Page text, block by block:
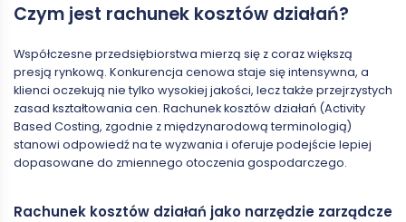
Czym jest rachunek kosztów działań?
Współczesne przedsiębiorstwa mierzą się z coraz większą
presją rynkową. Konkurencja cenowa staje się intensywna, a
klienci oczekują nie tylko wysokiej jakości, lecz także przejrzystych
zasad kształtowania cen. Rachunek kosztów działań (Activity
Based Costing, zgodnie z międzynarodową terminologią)
stanowi odpowiedź na te wyzwania i oferuje podejście lepiej
dopasowane do zmiennego otoczenia gospodarczego.
Rachunek kosztów działań jako narzędzie zarządcze